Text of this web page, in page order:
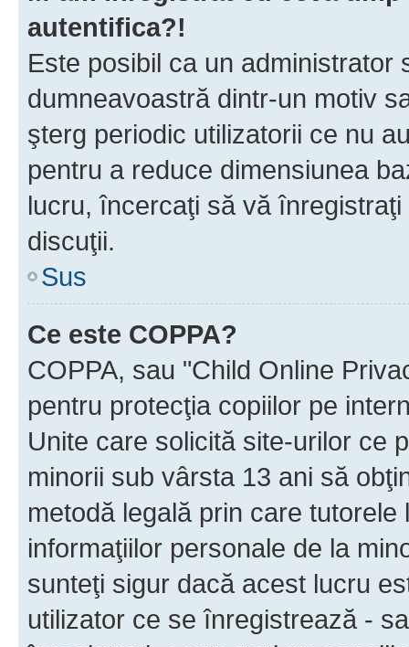
autentifica?!
Este posibil ca un
dumneavoastră dintr-un motiv
şterg periodic utilizatorii ce nu
pentru a reduce dimensiunea
lucru, încercaţi să vă
discuţii.
Sus
Ce este COPPA?
COPPA, sau "Child Online
pentru protecţia copiilor pe
Unite care solicită site-urilor ce
minorii sub vârsta 13 ani să
metodă legală prin care
informaţiilor personale de la
sunteţi sigur dacă acest lucru
utilizator ce se înregistrează -